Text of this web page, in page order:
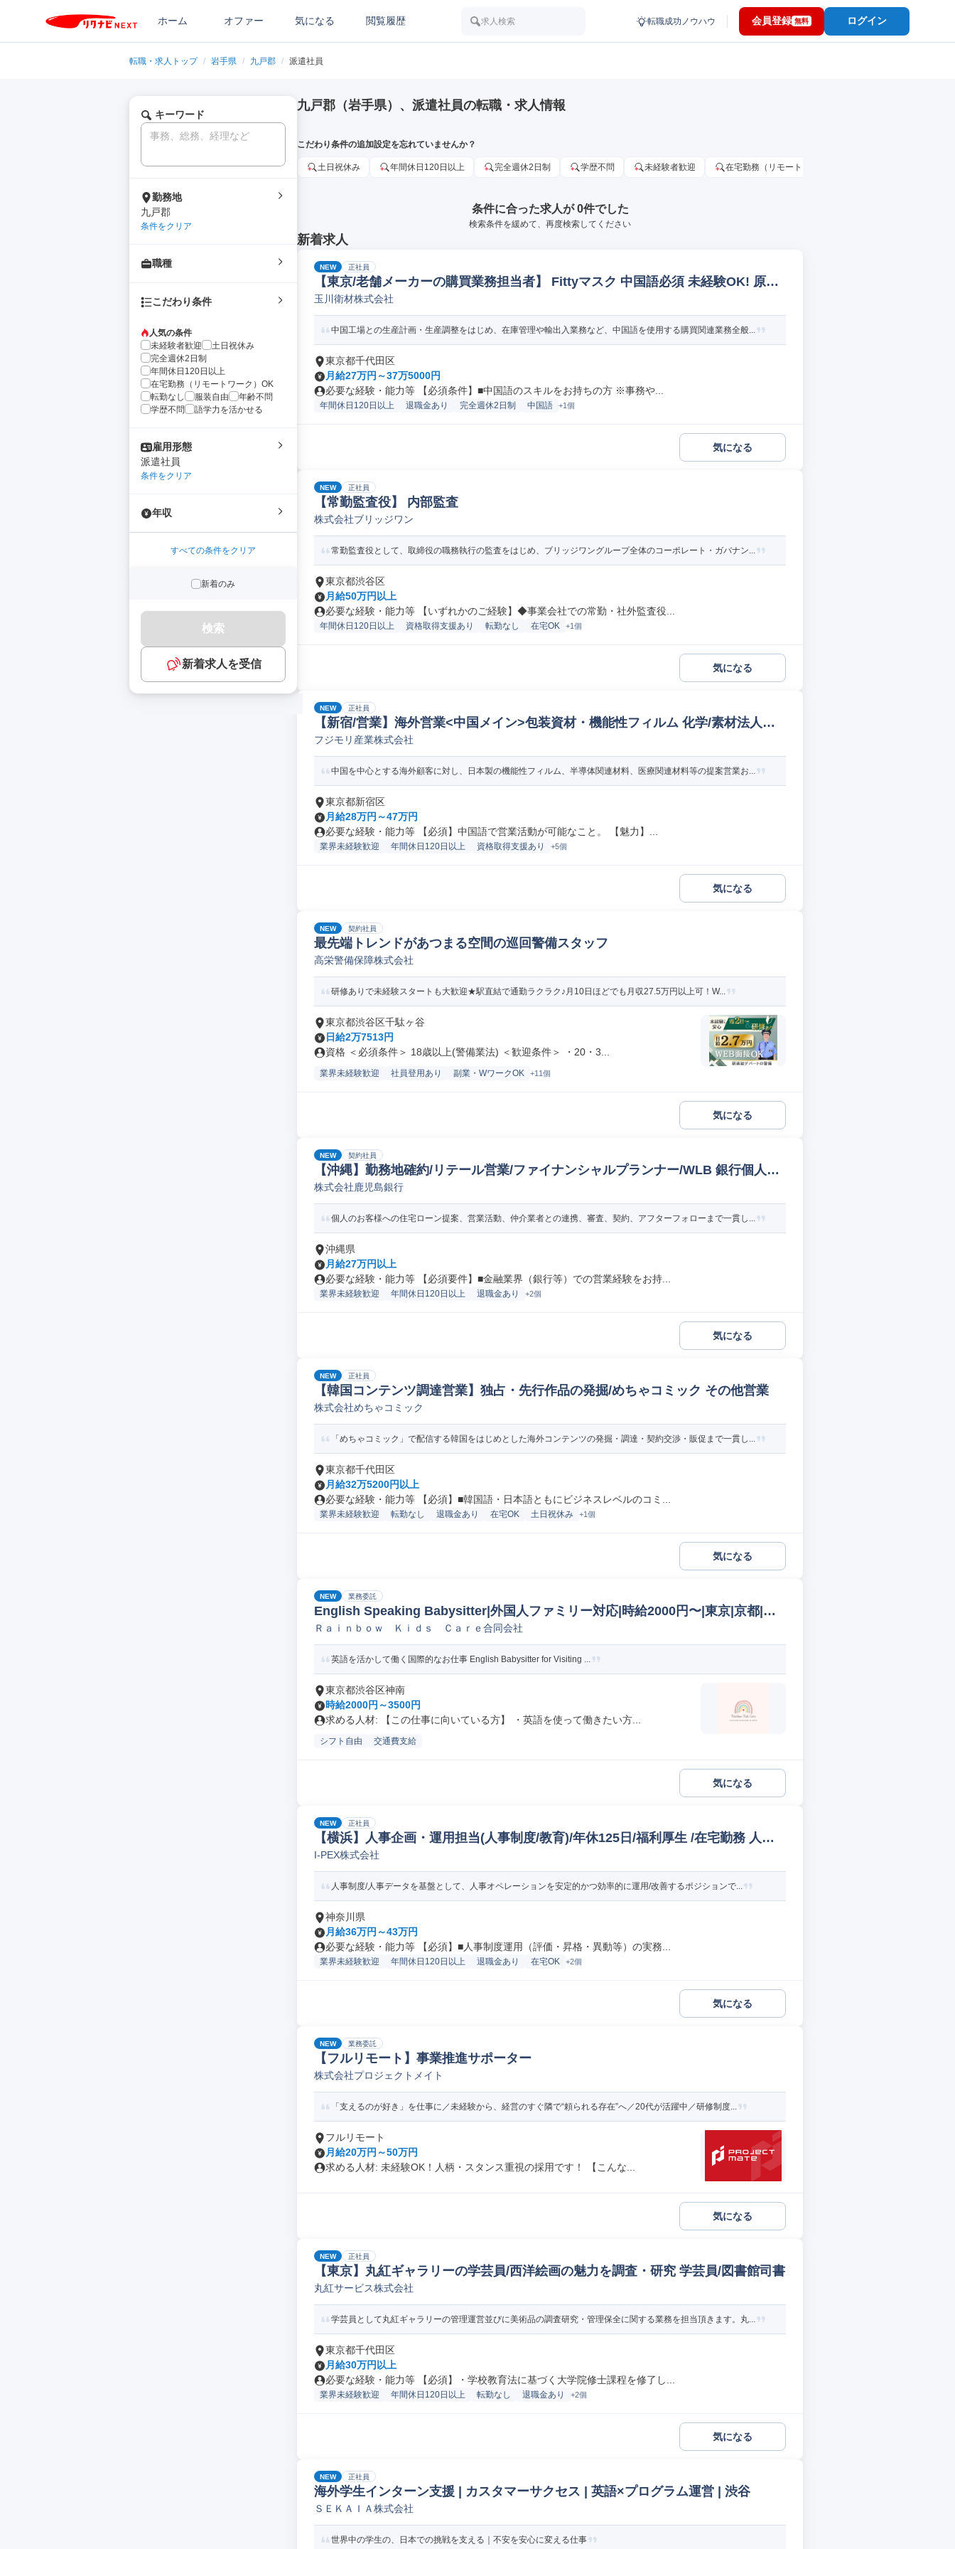
ホーム オファー 気になる 閲覧履歴 求人検索 転職成功ノウハウ 会員登録 無料 ログイン
転職・求人トップ / 岩手県 / 九戸郡 / 派遣社員
キーワード
勤務地
九戸郡
条件をクリア
職種
こだわり条件
人気の条件
未経験者歓迎
土日祝休み
完全週休2日制
年間休日120日以上
在宅勤務（リモートワーク）OK
転勤なし
服装自由
年齢不問
学歴不問
語学力を活かせる
雇用形態
派遣社員
条件をクリア
年収
すべての条件をクリア
新着のみ
検索
新着求人を受信
九戸郡（岩手県）、派遣社員の転職・求人情報
こだわり条件の追加設定を忘れていませんか？
土日祝休み 年間休日120日以上 完全週休2日制 学歴不問 未経験者歓迎 在宅勤務（リモートワーク）OK
条件に合った求人が 0件でした
検索条件を緩めて、再度検索してください
新着求人
NEW 正社員
【東京/老舗メーカーの購買業務担当者】 Fittyマスク 中国語必須 未経験OK! 原材
料購買
玉川衛材株式会社
中国工場との生産計画・生産調整をはじめ、在庫管理や輸出入業務など、中国語を使用する購買関連業務全般...
東京都千代田区
月給27万円～37万5000円
必要な経験・能力等 【必須条件】■中国語のスキルをお持ちの方 ※事務や...
年間休日120日以上 退職金あり 完全週休2日制 中国語 +1個
気になる
NEW 正社員
【常勤監査役】 内部監査
株式会社ブリッジワン
常勤監査役として、取締役の職務執行の監査をはじめ、ブリッジワングループ全体のコーポレート・ガバナン...
東京都渋谷区
月給50万円以上
必要な経験・能力等 【いずれかのご経験】◆事業会社での常勤・社外監査役...
年間休日120日以上 資格取得支援あり 転勤なし 在宅OK +1個
気になる
NEW 正社員
【新宿/営業】海外営業<中国メイン>包装資材・機能性フィルム 化学/素材法人営
業
フジモリ産業株式会社
中国を中心とする海外顧客に対し、日本製の機能性フィルム、半導体関連材料、医療関連材料等の提案営業お...
東京都新宿区
月給28万円～47万円
必要な経験・能力等 【必須】中国語で営業活動が可能なこと。 【魅力】...
業界未経験歓迎 年間休日120日以上 資格取得支援あり +5個
気になる
NEW 契約社員
最先端トレンドがあつまる空間の巡回警備スタッフ
高栄警備保障株式会社
研修ありで未経験スタートも大歓迎★駅直結で通勤ラクラク♪月10日ほどでも月収27.5万円以上可！W...
東京都渋谷区千駄ヶ谷
日給2万7513円
資格 ＜必須条件＞ 18歳以上(警備業法) ＜歓迎条件＞ ・20・3...
業界未経験歓迎 社員登用あり 副業・WワークOK +11個
気になる
NEW 契約社員
【沖縄】勤務地確約/リテール営業/ファイナンシャルプランナー/WLB 銀行個人営
業
株式会社鹿児島銀行
個人のお客様への住宅ローン提案、営業活動、仲介業者との連携、審査、契約、アフターフォローまで一貫し...
沖縄県
月給27万円以上
必要な経験・能力等 【必須要件】■金融業界（銀行等）での営業経験をお持...
業界未経験歓迎 年間休日120日以上 退職金あり +2個
気になる
NEW 正社員
【韓国コンテンツ調達営業】独占・先行作品の発掘/めちゃコミック その他営業
株式会社めちゃコミック
「めちゃコミック」で配信する韓国をはじめとした海外コンテンツの発掘・調達・契約交渉・販促まで一貫し...
東京都千代田区
月給32万5200円以上
必要な経験・能力等 【必須】■韓国語・日本語ともにビジネスレベルのコミ...
業界未経験歓迎 転勤なし 退職金あり 在宅OK 土日祝休み +1個
気になる
NEW 業務委託
English Speaking Babysitter|外国人ファミリー対応|時給2000円〜|東京|京都|大
阪
Ｒａｉｎｂｏｗ Ｋｉｄｓ Ｃａｒｅ合同会社
英語を活かして働く国際的なお仕事 English Babysitter for Visiting ...
東京都渋谷区神南
時給2000円～3500円
求める人材: 【この仕事に向いている方】 ・英語を使って働きたい方...
シフト自由 交通費支給
気になる
NEW 正社員
【横浜】人事企画・運用担当(人事制度/教育)/年休125日/福利厚生 /在宅勤務 人事
企画/制度設計
I-PEX株式会社
人事制度/人事データを基盤として、人事オペレーションを安定的かつ効率的に運用/改善するポジションで...
神奈川県
月給36万円～43万円
必要な経験・能力等 【必須】■人事制度運用（評価・昇格・異動等）の実務...
業界未経験歓迎 年間休日120日以上 退職金あり 在宅OK +2個
気になる
NEW 業務委託
【フルリモート】事業推進サポーター
株式会社プロジェクトメイト
「支えるのが好き」を仕事に／未経験から、経営のすぐ隣で“頼られる存在”へ／20代が活躍中／研修制度...
フルリモート
月給20万円～50万円
求める人材: 未経験OK！人柄・スタンス重視の採用です！ 【こんな...
気になる
NEW 正社員
【東京】丸紅ギャラリーの学芸員/西洋絵画の魅力を調査・研究 学芸員/図書館司書
丸紅サービス株式会社
学芸員として丸紅ギャラリーの管理運営並びに美術品の調査研究・管理保全に関する業務を担当頂きます。丸...
東京都千代田区
月給30万円以上
必要な経験・能力等 【必須】・学校教育法に基づく大学院修士課程を修了し...
業界未経験歓迎 年間休日120日以上 転勤なし 退職金あり +2個
気になる
NEW 正社員
海外学生インターン支援 | カスタマーサクセス | 英語×プログラム運営 | 渋谷
ＳＥＫＡＩＡ株式会社
世界中の学生の、日本での挑戦を支える｜不安を安心に変える仕事